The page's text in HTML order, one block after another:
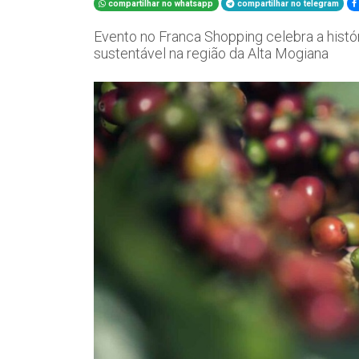
compartilhar no whatsapp compartilhar no telegram
Evento no Franca Shopping celebra a
sustentável na região da Alta Mogiana